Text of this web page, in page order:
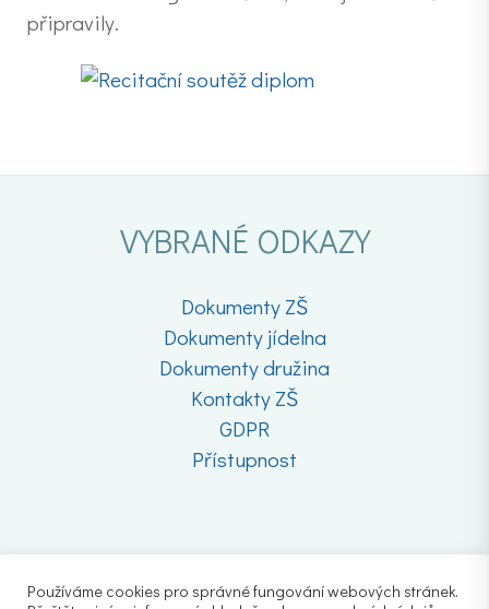
připravily.
VYBRANÉ ODKAZY
Dokumenty ZŠ
Dokumenty jídelna
Dokumenty družina
Kontakty ZŠ
GDPR
Přístupnost
Používáme cookies pro správné fungování webových stránek.